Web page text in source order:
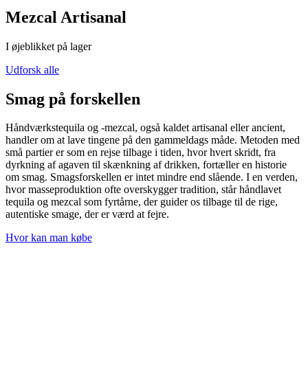
Mezcal Artisanal
I øjeblikket på lager
Udforsk alle
Smag på forskellen
Håndværkstequila og -mezcal, også kaldet artisanal eller ancient,
handler om at lave tingene på den gammeldags måde. Metoden med
små partier er som en rejse tilbage i tiden, hvor hvert skridt, fra
dyrkning af agaven til skænkning af drikken, fortæller en historie
om smag. Smagsforskellen er intet mindre end slående. I en verden,
hvor masseproduktion ofte overskygger tradition, står håndlavet
tequila og mezcal som fyrtårne, der guider os tilbage til de rige,
autentiske smage, der er værd at fejre.
Hvor kan man købe